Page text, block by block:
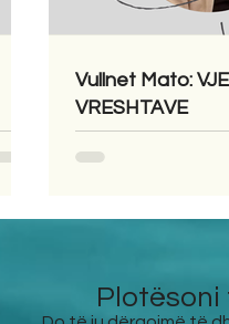
Vullnet Mato:
VRESHTAVE